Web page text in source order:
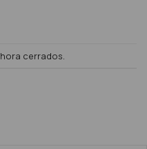
cerrados.